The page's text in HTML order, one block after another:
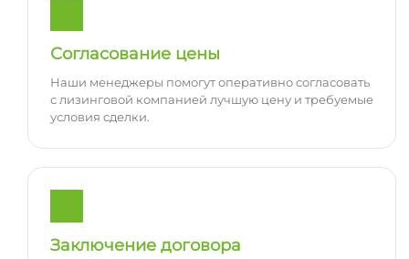
Согласование цены
Наши менеджеры помогут оперативно согласовать
с лизинговой компанией лучшую цену и требуемые
условия сделки.
Заключение договора